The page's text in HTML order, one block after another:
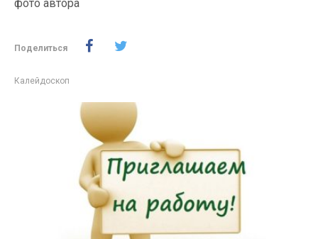
фото автора
Поделиться
Калейдоскоп